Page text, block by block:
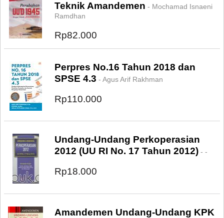
Teknik Amandemen - Mochamad Isnaeni
Ramdhan
Rp82.000
Perpres No.16 Tahun 2018 dan
SPSE 4.3 - Agus Arif Rakhman
Rp110.000
Undang-Undang Perkoperasian
2012 (UU RI No. 17 Tahun 2012) - -
Rp18.000
Amandemen Undang-Undang KPK